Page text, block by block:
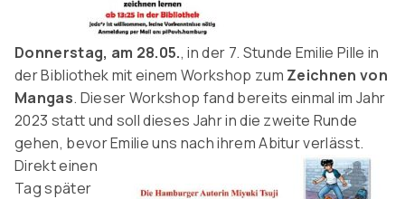
Donnerstag, am 28.05., in der 7. Stunde Emilie Pille in
der Bibliothek mit einem Workshop zum Zeichnen von
Mangas. Dieser Workshop fand bereits einmal im Jahr
2023 statt und soll dieses Jahr in die zweite Runde
gehen, bevor Emilie uns nach ihrem Abitur verlässt.
Direkt einen
Tag später